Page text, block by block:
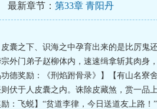
最新章节： 第33章 青阳丹
囊之下、识海之中孕育出来的是比厉鬼
外门弟子赵柳体内，速速缉拿斩其肉身
德奖励：《刑焰跗骨录》】【有山名寮
伏于人皮囊之内。诛除皮藏煞，赏一品
：飞蜕】“贫道李律，今日送道友上路！